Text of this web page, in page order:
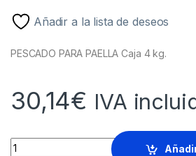
Añadir a la lista de deseos
PESCADO PARA PAELLA Caja 4 kg.
30,14€ IVA
PESCADO PARA PAELLA Caja 4 kg.